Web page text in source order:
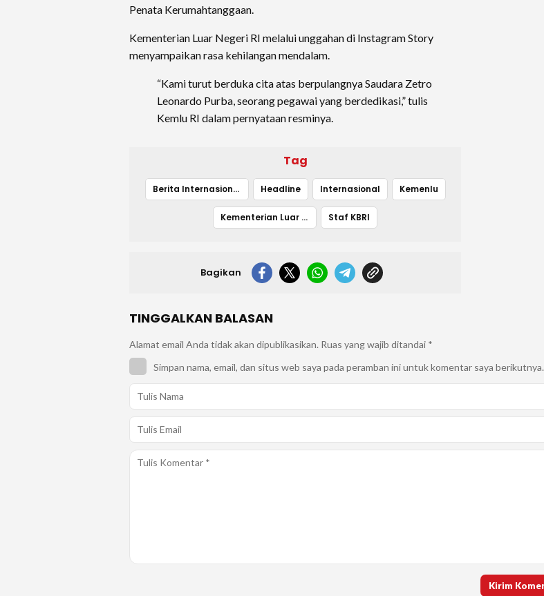
Penata Kerumahtanggaan.
Kementerian Luar Negeri RI melalui unggahan di Instagram Story
menyampaikan rasa kehilangan mendalam.
“Kami turut berduka cita atas berpulangnya Saudara Zetro
Leonardo Purba, seorang pegawai yang berdedikasi,” tulis
Kemlu RI dalam pernyataan resminya.
Tag
Berita Internasional Headline Internasional Kemenlu
Kementerian Luar Negeri Staf KBRI
Bagikan
TINGGALKAN BALASAN
Alamat email Anda tidak akan dipublikasikan. Ruas yang wajib ditandai *
Simpan nama, email, dan situs web saya pada peramban ini untuk komentar saya berikutnya.